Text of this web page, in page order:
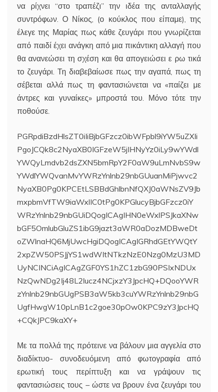
να ρίχνει “στο τραπέζι” την ιδέα της ανταλλαγής
συντρόφων. Ο Νίκος, (ο κούκλος που είπαμε), της
έλεγε της Μαρίας πως κάθε ζευγάρι που γνωρίζεται
από παιδί έχει ανάγκη από μια πικάντικη αλλαγή που
θα ανανεώσει τη σχέση και θα απογειώσει ε ρω τικά
το ζευγάρι. Τη διαβεβαίωσε πως την αγαπά, πως τη
σέβεται αλλά πως τη φαντασιώνεται να «παίζει με
άντρες και γυναίκες» μπροστά του. Μόνο τότε την
ποθούσε.
PGRpdiBzdHlsZT0iIiBjbGFzcz0ibWFpbl9iYW5uZXIi
PgoJCQk8c2NyaXB0IGFzeW5jIHNyYz0iLy9wYWdl
YWQyLmdvb2dsZXN5bmRpY2F0aW9uLmNvbS9w
YWdlYWQvanMvYWRzYnlnb29nbGUuanMiPjwvc2
NyaXB0Pg0KPCEtLSBBdGhlbnNfQXJ0aWNsZV9Jb
mxpbmVfTW9iaWxlIC0tPg0KPGlucyBjbGFzcz0iY
WRzYnlnb29nbGUiDQogICAgIHN0eWxlPSJkaXNw
bGF5OmlubGluZS1ibG9jazt3aWR0aDozMDBweDt
oZWlnaHQ6MjUwcHgiDQogICAgIGRhdGEtYWQtY
2xpZW50PSJjYS1wdWItNTkzNzE0Nzg0MzU3MD
UyNCINCiAgICAgZGF0YS1hZC1zbG90PSIxNDUx
NzQwNDg2Ij48L2lucz4NCjxzY3JpcHQ+DQooYWR
zYnlnb29nbGUgPSB3aW5kb3cuYWRzYnlnb29nbG
UgfHwgW10pLnB1c2goe30pOw0KPC9zY3JpcHQ
+CQkJPC9kaXY+
Με τα πολλά της πρότεινε να βάλουν μια αγγελία στο
διαδίκτυο- συνοδευόμενη από φωτογραφία από
ερωτική τους περίπτυξη και να γράψουν τις
φαντασιώσεις τους – ώστε να βρουν ένα ζευγάρι του